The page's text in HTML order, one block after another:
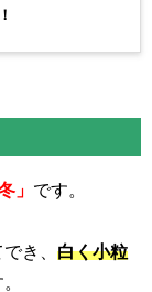
」 です。
き、 白く小粒